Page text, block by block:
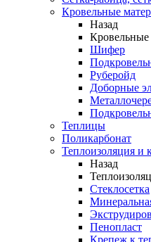
Кровельные
Назад
Шифер
Руберойд
Доборные
Теплицы
Поликарбонат
Теплоизоляция и
Назад
Стеклосетка
Пенопласт
Крепеж к